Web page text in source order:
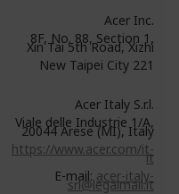
Acer Inc.
8F, No. 88, Section 1,
Xin Tai 5th Road, Xizhi
New Taipei City 221
Acer Italy S.r.l.
Viale delle Industrie 1/A,
20044 Arese (MI), Italy
https://www.acer.com/it-
it
E-mail:acer-italy-
srl@legalmail.it